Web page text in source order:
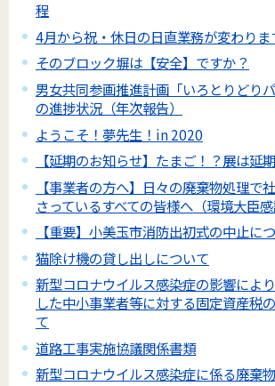
程
4月から祝・休日の日直業務が変わりま
そのブロック塀は【安全】ですか？
男女共同参画推進計画「いろとりどり
の進捗状況（年次報告）
ようこそ！夢先生！in 2020
【延期のお知らせ】たまご！？展は延
【事業者の方へ】日々の廃棄物処理で
さっているすべての皆様へ（環境大臣感
【重要】小美玉市消防出初式の中止に
猫除け機の貸し出しについて
新型コロナウイルス感染症の影響によ
した中小事業者等に対する固定資産税
て
道路工事実施協議関係書類
新型コロナウイルス感染症に係る廃棄